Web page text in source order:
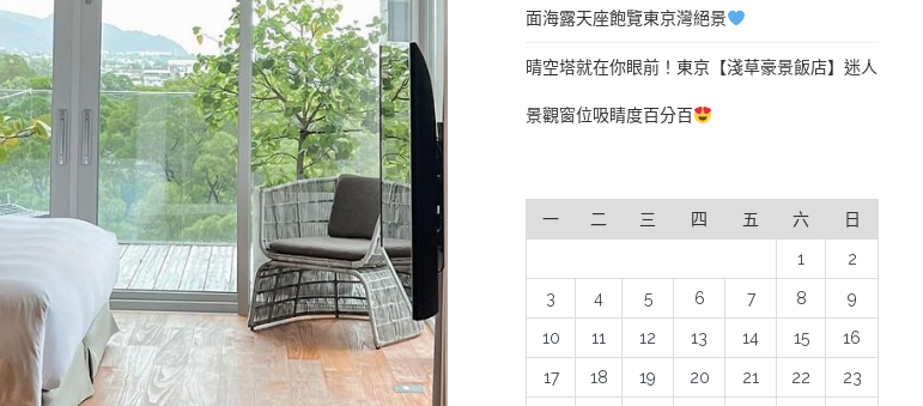
面海露天座飽覽東京灣絕景
晴空塔就在你眼前！東京【淺草豪景飯店】迷人
景觀窗位吸睛度百分百
一 二 三 四 五 六 日
1 2
3 4 5 6 7 8 9
10 11 12 13 14 15 16
17 18 19 20 21 22 23